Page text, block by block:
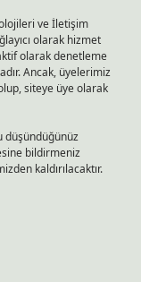
ve İletişim
olarak hizmet
olarak denetleme
Ancak, üyelerimiz
siteye üye olarak
düşündüğünüz
bildirmeniz
kaldırılacaktır.